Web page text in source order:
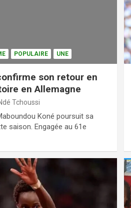
POPULAIRE UNE
son retour en
en Allemagne
Tchoussi
Koné poursuit sa
saison. Engagée au 61e